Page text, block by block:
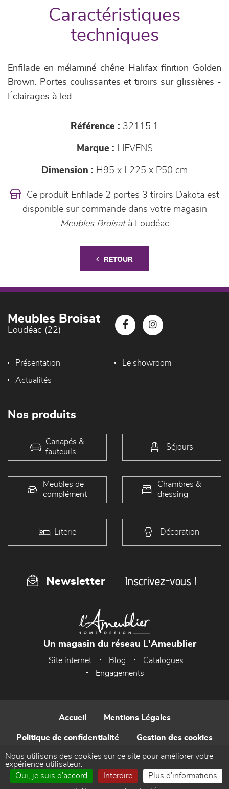
Caractéristiques
techniques
Enfilade en mélaminé chêne Halifax finition Golden
Brown. Portes coulissantes et tiroirs sur glissières -
Éclairages à led.
Référence : 32115.1
Marque : LIEVENS
Dimension : H95 x L225 x P50 cm
Ce produit Enfilade 2 portes 3 tiroirs Dakota est
disponible sur commande dans votre magasin
Meubles Broisatà Loudéac
RETOUR
Meubles Broisat
Loudéac (22)
Présentation Le showroom
Actualités
Nos produits
Canapés &
fauteuils
Séjours
Meubles de
complément
Chambres &
dressing
Literie Décoration
Newsletter Inscrivez-vous !
Un magasin du réseau L'Ameublier
Site internet Blog
Catalogues
Engagements
Accueil Mentions Légales
Politique de confidentialité Gestion des cookies
Contact
Nous utilisons des cookies sur ce site pour améliorer votre
expérience utilisateur.
Oui, je suis d'accord
Interdire Plus d'informations